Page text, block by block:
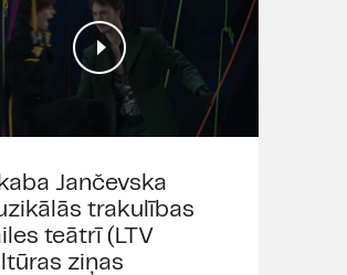
režisors Modris Tenisons
Raimonds Pauls.
zinātnieki ir droši, ka
ir Latvijas teātra –
ka Eiropas teātra –,
mūzika ierakstīta studijā
ieraksta skaņas apstrādi
Bārbals.
Jančevska
trakulības
teātrī (LTV
ziņas